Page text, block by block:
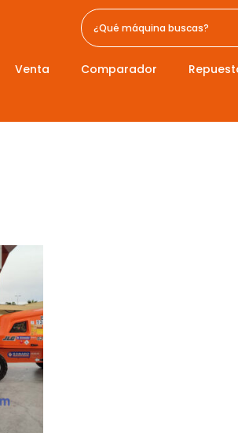
Venta Comparador